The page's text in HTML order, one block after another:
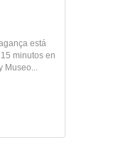
está
minutos en
Museo...